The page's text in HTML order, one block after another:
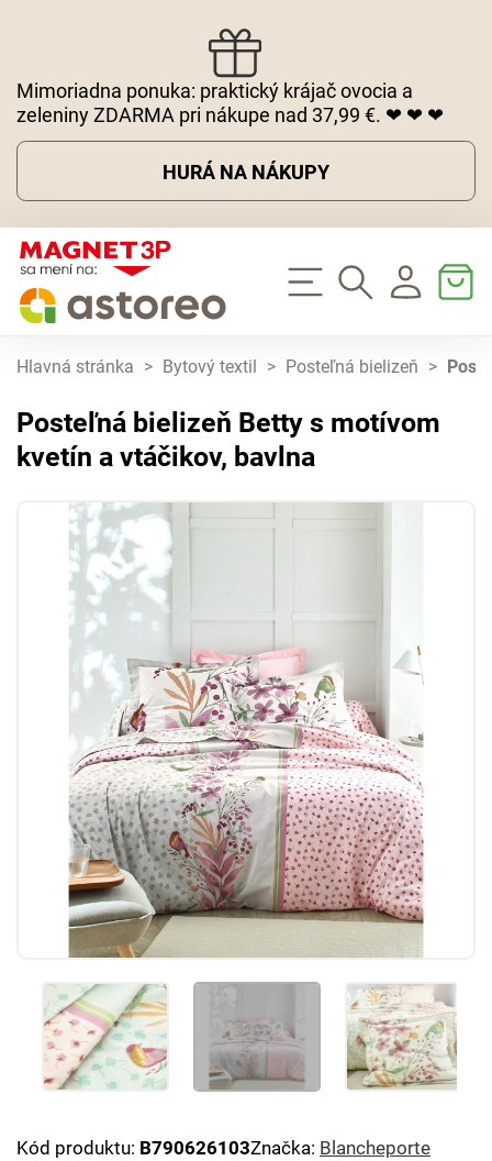
Mimoriadna ponuka: praktický krájač ovocia a
zeleniny ZDARMA pri nákupe nad 37,99 €. ❤ ❤ ❤
HURÁ NA NÁKUPY
Hlavná stránka > Bytový textil > Posteľná bielizeň >
Posteľná bielizeň Betty s motívom
kvetín a vtáčikov, bavlna
Kód produktu: B790626103Značka: Blancheporte